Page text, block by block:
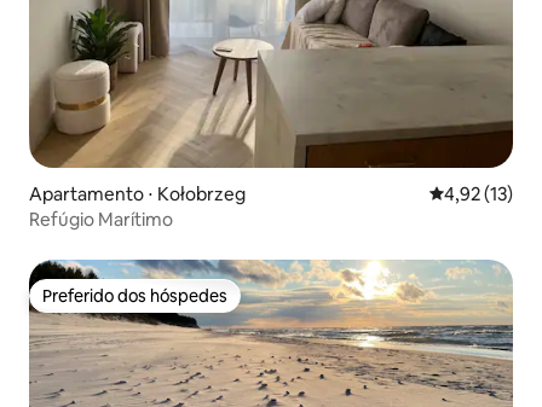
Apartamento ⋅ Kołobrzeg 4,92 de uma
4,92 (13)
Refúgio Marítimo
Preferido dos hóspedes
Preferido dos hóspedes